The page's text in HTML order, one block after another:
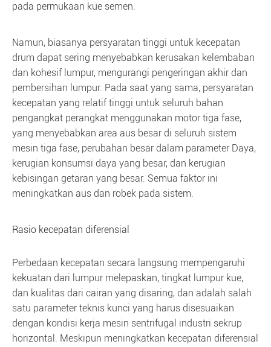
pada permukaan kue semen.
Namun, biasanya persyaratan tinggi untuk kecepatan
drum dapat sering menyebabkan kerusakan kelembaban
dan kohesif lumpur, mengurangi pengeringan akhir dan
pembersihan lumpur. Pada saat yang sama, persyaratan
kecepatan yang relatif tinggi untuk seluruh bahan
pengangkat perangkat menggunakan motor tiga fase,
yang menyebabkan area aus besar di seluruh sistem
mesin tiga fase, perubahan besar dalam parameter Daya,
kerugian konsumsi daya yang besar, dan kerugian
kebisingan getaran yang besar. Semua faktor ini
meningkatkan aus dan robek pada sistem.
Rasio kecepatan diferensial
Perbedaan kecepatan secara langsung mempengaruhi
kekuatan dari lumpur melepaskan, tingkat lumpur kue,
dan kualitas dari cairan yang disaring, dan adalah salah
satu parameter teknis kunci yang harus disesuaikan
dengan kondisi kerja mesin sentrifugal industri sekrup
horizontal. Meskipun meningkatkan kecepatan diferensial